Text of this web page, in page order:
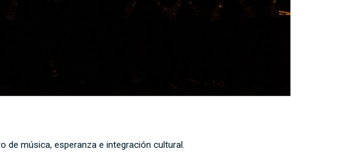
de música, esperanza e integración cultural.